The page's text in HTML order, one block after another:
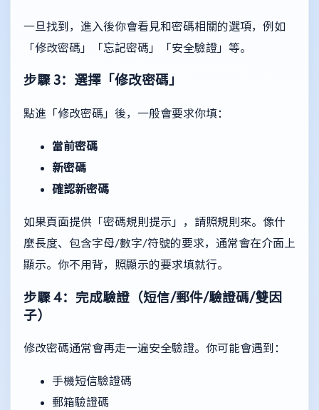
一旦找到，進入後你會看見和密碼相關的選項，例如
「修改密碼」「忘記密碼」「安全驗證」等。
步驟 3：選擇「修改密碼」
點進「修改密碼」後，一般會要求你填：
當前密碼
新密碼
確認新密碼
如果頁面提供「密碼規則提示」，請照規則來。像什
麼長度、包含字母/數字/符號的要求，通常會在介面上
顯示。你不用背，照顯示的要求填就行。
步驟 4：完成驗證（短信/郵件/驗證碼/雙因
子）
修改密碼通常會再走一遍安全驗證。你可能會遇到：
手機短信驗證碼
郵箱驗證碼